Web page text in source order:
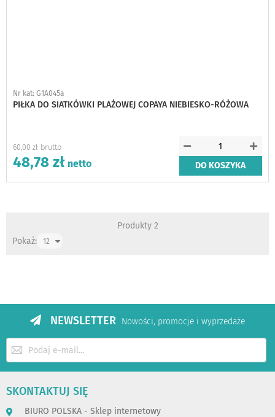
Nr kat: G1A045a
PIŁKA DO SIATKÓWKI PLAŻOWEJ COPAYA NIEBIESKO-RÓŻOWA
60,00 zł
48,78 zł DO KOSZYKA
Produkty 2
Pokaż:
NEWSLETTER Nowości, promocje i wyprzedaże
Subskrybuj
nasz
SKONTAKTUJ SIĘ
BIURO POLSKA - Sklep internetowy